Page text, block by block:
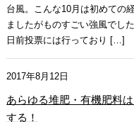
台風。こんな10月は初めての
ましたがものすごい強風でし
日前投票には行っており […]
2017年8月12日
あらゆる堆肥・有機肥料
する！